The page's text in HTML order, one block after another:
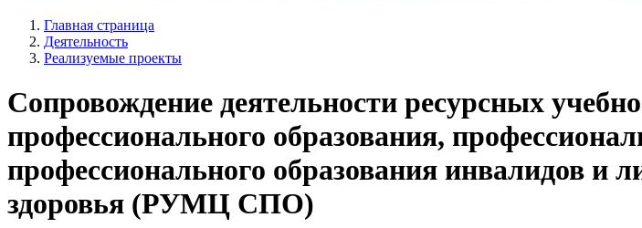
Главная страница
Деятельность
Реализуемые проекты
Сопровождение деятельности ресурсных
профессионального образования,
профессионального образования инвалидов и
здоровья (РУМЦ СПО)